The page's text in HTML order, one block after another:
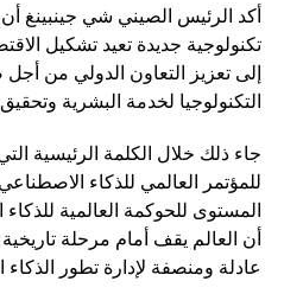
أكد الرئيس الصيني شي جينبينغ
تكنولوجية جديدة تعيد تشكيل
إلى تعزيز التعاون الدولي من
التكنولوجيا لخدمة البشرية
جاء ذلك خلال الكلمة الرئيسية
المستوى للحوكمة العالمية
أن العالم يقف أمام مرحلة
عادلة ومنصفة لإدارة تطور